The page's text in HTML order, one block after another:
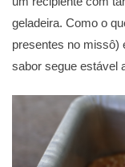
geladeira. Como o
presentes no missô)
sabor segue estável